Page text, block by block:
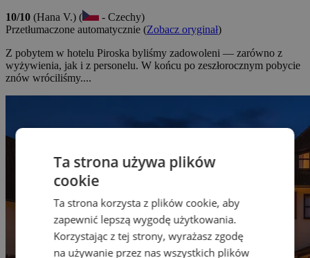
10/10 (Hana V.) (
- Czechy)
Przetłumaczone automatycznie (Zobacz oryginał)
Z pobytem w hotelu Piroska byliśmy zadowoleni — zarówno z
wyżywienia, jak i z personelu. W końcu po zeszłorocznym pobycie
znów wróciliśmy....
Ta strona używa plików
cookie
Ta strona korzysta z plików cookie, aby
zapewnić lepszą wygodę użytkowania.
Korzystając z tej strony, wyrażasz zgodę
na używanie przez nas wszystkich plików